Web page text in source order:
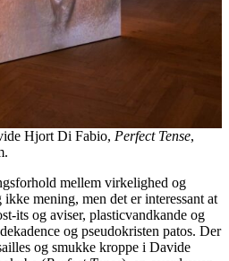
Hjort Di Fabio, Perfect Tense,
mellem virkelighed og
mening, men det er interessant at
its og aviser, plasticvandkande og
og pseudokristen patos. Der
og smukke kroppe i Davide